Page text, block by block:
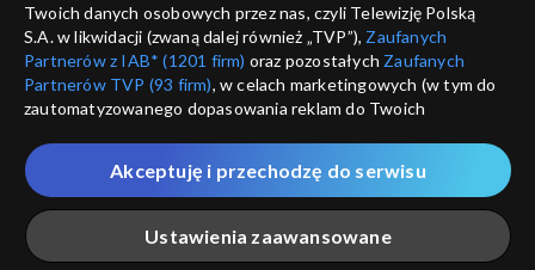
Twoich danych osobowych przez nas, czyli Telewizję Polską
S.A. w likwidacji (zwaną dalej również „TVP”), Zaufanych
Partnerów z IAB* (1201 firm) oraz pozostałych Zaufanych
Partnerów TVP (93 firm), w celach marketingowych (w tym do
zautomatyzowanego dopasowania reklam do Twoich
które wskazujemy poniżej, a także zgody na udostępnianie
przez nas identyfikatora PPID do Google.
Twoje dane osobowe zbierane podczas odwiedzania przez
Ciebie naszych
poszczególnych serwisówzwanych dalej
„Portalem”, w tym informacje zapisywane za pomocą
Ustawienia zaawansowane
Akceptuję i przechodzę do serwisu